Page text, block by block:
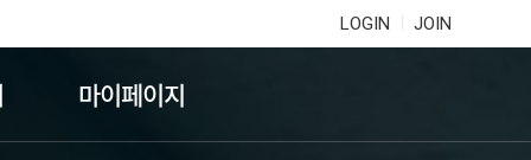
LOGIN JOIN
마이페이지